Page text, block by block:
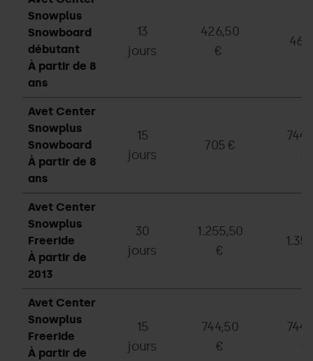
Snowplus
Snowboard
débutant
À partir de 8
ans
13
jours
426,50
€
469
Avet Center
Snowplus
Snowboard
À partir de 8
ans
15
jours
705 €
€
Avet Center
Snowplus
Freeride
À partir de
2013
30
jours
1.255,50
€
Avet Center
Snowplus
Freeride
À partir de
15
jours
744,50
€
€